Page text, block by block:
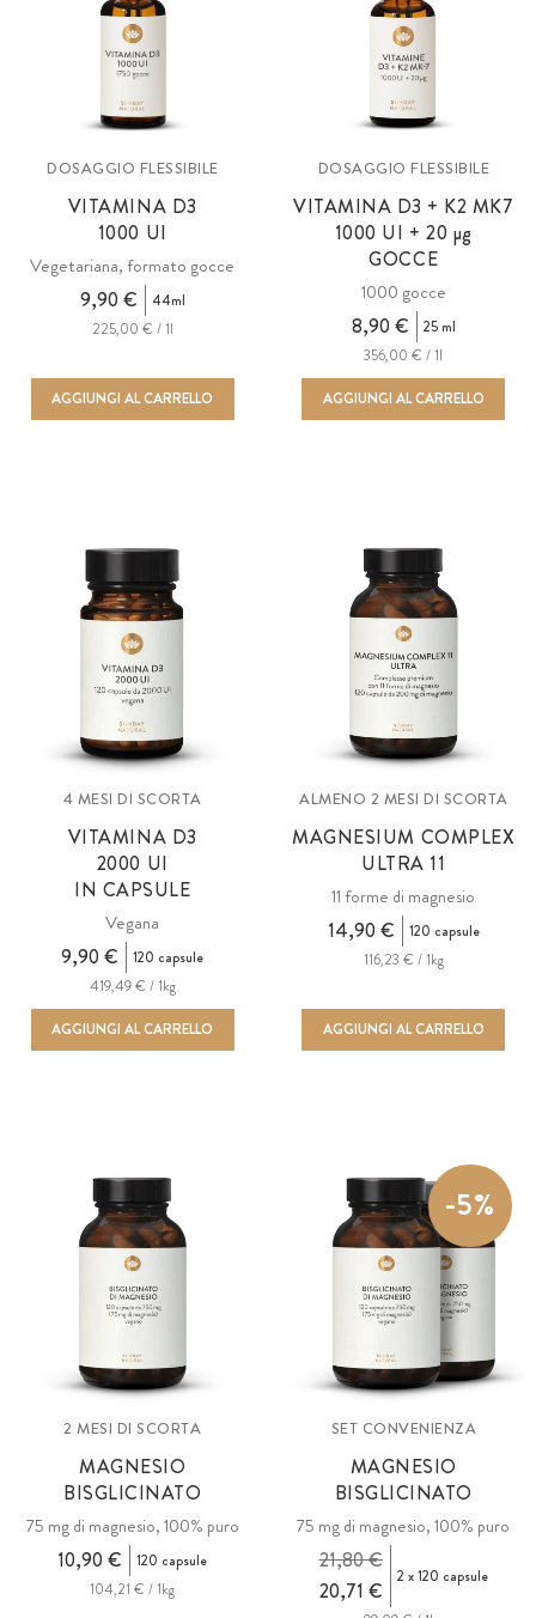
DOSAGGIO FLESSIBILE
VITAMINA D3
1000 UI
Vegetariana, formato gocce
9,90 €
44ml
225,00 € / 1l
AGGIUNGI AL CARRELLO
DOSAGGIO FLESSIBILE
VITAMINA D3 + K2 MK7
1000 UI +20 µg
GOCCE
1000 gocce
8,90 €
25 ml
356,00 € / 1l
AGGIUNGI AL CARRELLO
4 MESI DI SCORTA
VITAMINA D3
2000 UI
IN CAPSULE
Vegana
9,90 €
120 capsule
419,49 € / 1kg
AGGIUNGI AL CARRELLO
ALMENO 2 MESI DI SCORTA
MAGNESIUM COMPLEX
ULTRA 11
11 forme di magnesio
14,90 €
120 capsule
116,23 € / 1kg
AGGIUNGI AL CARRELLO
2 MESI DI SCORTA
MAGNESIO
BISGLICINATO
75 mg di magnesio, 100% puro
10,90 €
120 capsule
104,21 € / 1kg
-5%
SET CONVENIENZA
MAGNESIO
BISGLICINATO
75 mg di magnesio, 100% puro
20,71 €
21,80 €
2 x 120 capsule